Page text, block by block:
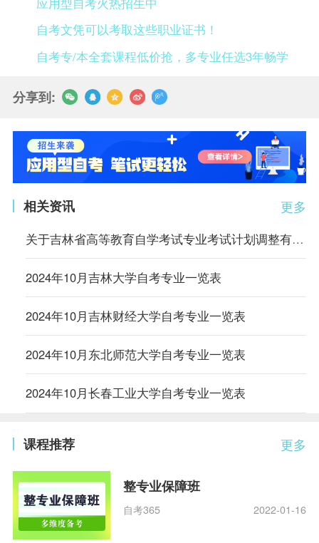
自考文凭可以考取这些职业证书！
自考专/本全套课程低价抢，多专业任选3年畅学
分享到:
更多
相关资讯
关于吉林省高等教育自学考试专业考试计划调整有关事项的通知
2024年10月吉林大学自考专业一览表
2024年10月吉林财经大学自考专业一览表
2024年10月东北师范大学自考专业一览表
2024年10月长春工业大学自考专业一览表
更多
课程推荐
整专业保障班
自考365 2022-01-16